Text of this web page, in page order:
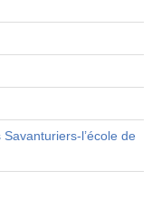
l’école de